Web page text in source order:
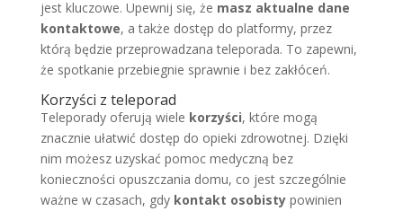
jest kluczowe. Upewnij się, że masz aktualne dane
kontaktowe, a także dostęp do platformy, przez
którą będzie przeprowadzana teleporada. To zapewni,
że spotkanie przebiegnie sprawnie i bez zakłóceń.
Korzyści z teleporad
Teleporady oferują wiele korzyści, które mogą
znacznie ułatwić dostęp do opieki zdrowotnej. Dzięki
nim możesz uzyskać pomoc medyczną bez
konieczności opuszczania domu, co jest szczególnie
ważne w czasach, gdy kontakt osobistypowinien